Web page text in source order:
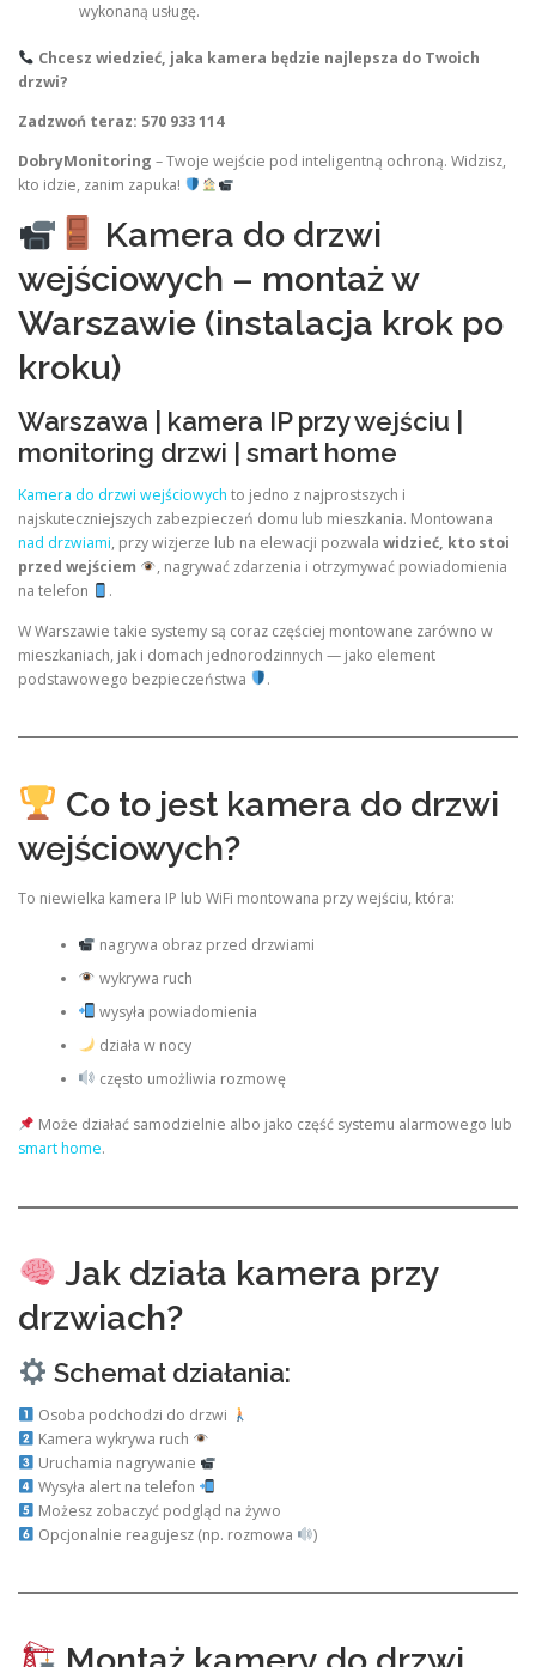
wykonaną usługę.
Chcesz wiedzieć, jaka kamera będzie najlepsza do Twoich
drzwi?
Zadzwoń teraz: 570 933 114
DobryMonitoring – Twoje wejście pod inteligentną ochroną. Widzisz,
kto idzie, zanim zapuka!
Kamera do drzwi
wejściowych – montaż w
Warszawie (instalacja krok po
kroku)
Warszawa | kamera IP przy wejściu |
monitoring drzwi | smart home
Kamera do drzwi wejściowych to jedno z najprostszych i
najskuteczniejszych zabezpieczeń domu lub mieszkania. Montowana
nad drzwiami, przy wizjerze lub na elewacji pozwala widzieć, kto stoi
przed wejściem
, nagrywać zdarzenia i otrzymywać powiadomienia
na telefon
.
W Warszawie takie systemy są coraz częściej montowane zarówno w
mieszkaniach, jak i domach jednorodzinnych — jako element
podstawowego bezpieczeństwa
.
Co to jest kamera do drzwi
wejściowych?
To niewielka kamera IP lub WiFi montowana przy wejściu, która:
nagrywa obraz przed drzwiami
wykrywa ruch
wysyła powiadomienia
działa w nocy
często umożliwia rozmowę
Może działać samodzielnie albo jako część systemu alarmowego lub
smart home.
Jak działa kamera przy
drzwiach?
Schemat działania:
Osoba podchodzi do drzwi
Kamera wykrywa ruch
Uruchamia nagrywanie
Wysyła alert na telefon
Możesz zobaczyć podgląd na żywo
Opcjonalnie reagujesz (np. rozmowa
)